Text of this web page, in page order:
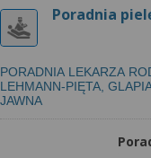
Poradnia
PORADNIA LEKARZA
LEHMANN-PIĘTA,
JAWNA